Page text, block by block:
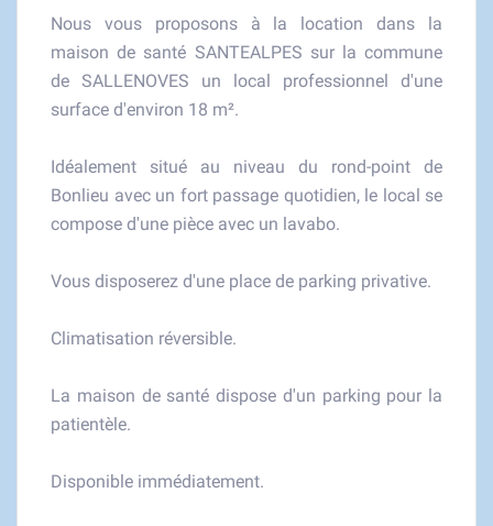
Nous vous proposons à la location dans la
maison de santé SANTEALPES sur la commune
de SALLENOVES un local professionnel d'une
surface d'environ 18 m².
Idéalement situé au niveau du rond-point de
Bonlieu avec un fort passage quotidien, le local se
compose d'une pièce avec un lavabo.
Vous disposerez d'une place de parking privative.
Climatisation réversible.
La maison de santé dispose d'un parking pour la
patientèle.
Disponible immédiatement.